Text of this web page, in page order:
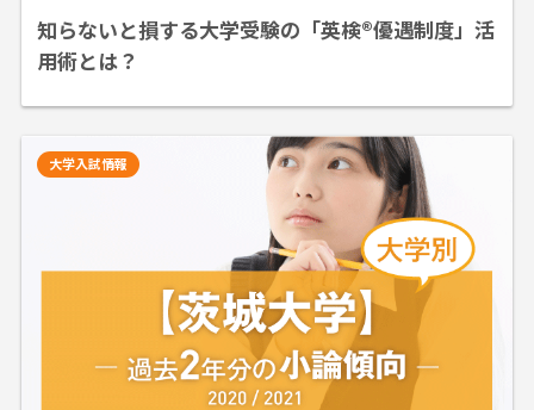
知らないと損する大学受験の「英検®優遇制度」活
用術とは？
大学入試情報